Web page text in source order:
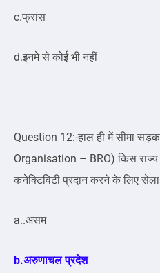
c.फ्रांस
d.इनमे से कोई भी नहीं
Question 12:-हाल ही में सीमा
Organisation – BRO) किस
कनेक्टिविटी प्रदान करने के लिए सेला
a..असम
b.अरुणाचल प्रदेश